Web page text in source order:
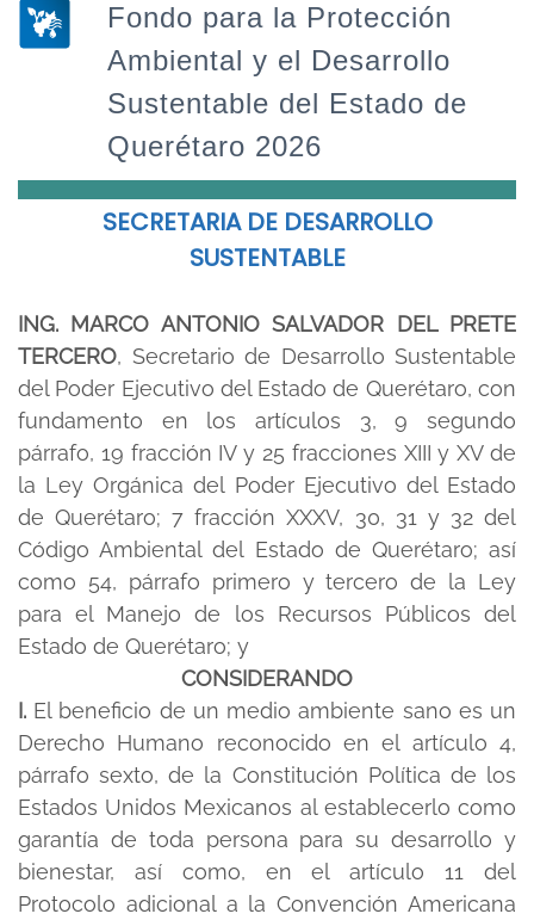
Fondo para la Protección
Ambiental y el Desarrollo
Sustentable del Estado de
Querétaro 2026
SECRETARIA DE DESARROLLO
SUSTENTABLE
ING. MARCO ANTONIO SALVADOR DEL PRETE
TERCERO, Secretario de Desarrollo Sustentable
del Poder Ejecutivo del Estado de Querétaro, con
fundamento en los artículos 3, 9 segundo
párrafo, 19 fracción IV y 25 fracciones XIII y XV de
la Ley Orgánica del Poder Ejecutivo del Estado
de Querétaro; 7 fracción XXXV, 30, 31 y 32 del
Código Ambiental del Estado de Querétaro; así
como 54, párrafo primero y tercero de la Ley
para el Manejo de los Recursos Públicos del
Estado de Querétaro; y
CONSIDERANDO
I. El beneficio de un medio ambiente sano es un
Derecho Humano reconocido en el artículo 4,
párrafo sexto, de la Constitución Política de los
Estados Unidos Mexicanos al establecerlo como
garantía de toda persona para su desarrollo y
bienestar, así como, en el artículo 11 del
Protocolo adicional a la Convención Americana